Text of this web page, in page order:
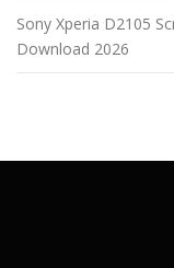
Sony Xperia D2105
Download 2026